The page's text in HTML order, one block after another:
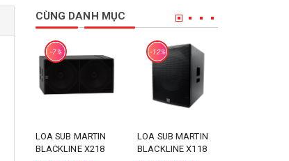
CÙNG DANH MỤC
-7%
LOA SUB MARTIN
BLACKLINE X218
-12%
LOA SUB MARTIN
BLACKLINE X118